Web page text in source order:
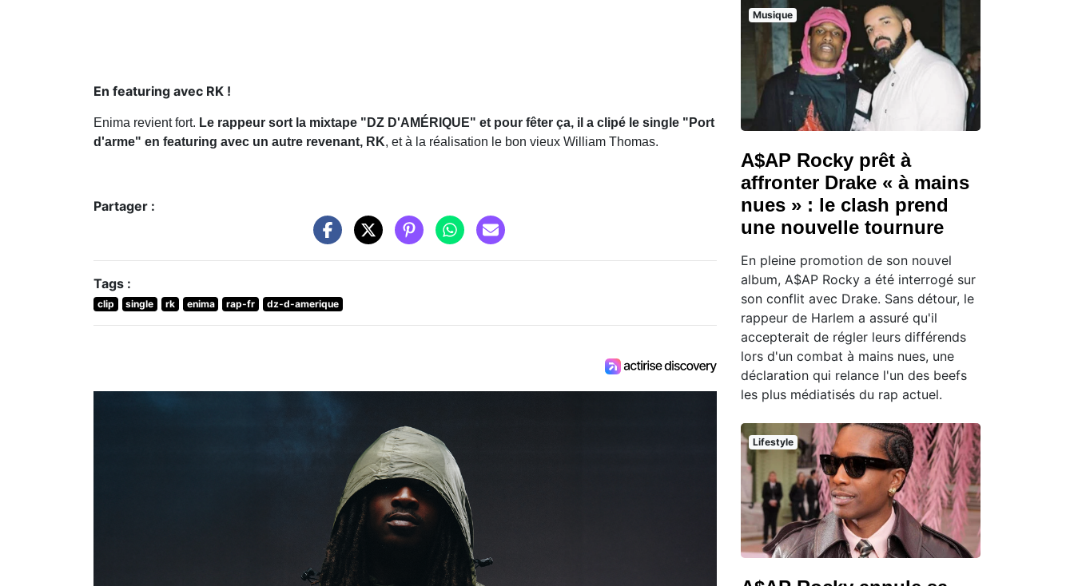
En featuring avec RK !
Enima revient fort. Le rappeur sort la mixtape "DZ D'AMÉRIQUE" et pour fêter ça, il a clipé le single "Port
d'arme" en featuring avec un autre revenant, RK, et à la réalisation le bon vieux William Thomas.
Partager :
Tags :
clip single rk enima rap-fr dz-d-amerique
Musique
A$AP Rocky prêt à
affronter Drake « à mains
nues » : le clash prend
une nouvelle tournure
En pleine promotion de son nouvel
album, A$AP Rocky a été interrogé sur
son conflit avec Drake. Sans détour, le
rappeur de Harlem a assuré qu'il
accepterait de régler leurs différends
lors d'un combat à mains nues, une
déclaration qui relance l'un des beefs
les plus médiatisés du rap actuel.
Lifestyle